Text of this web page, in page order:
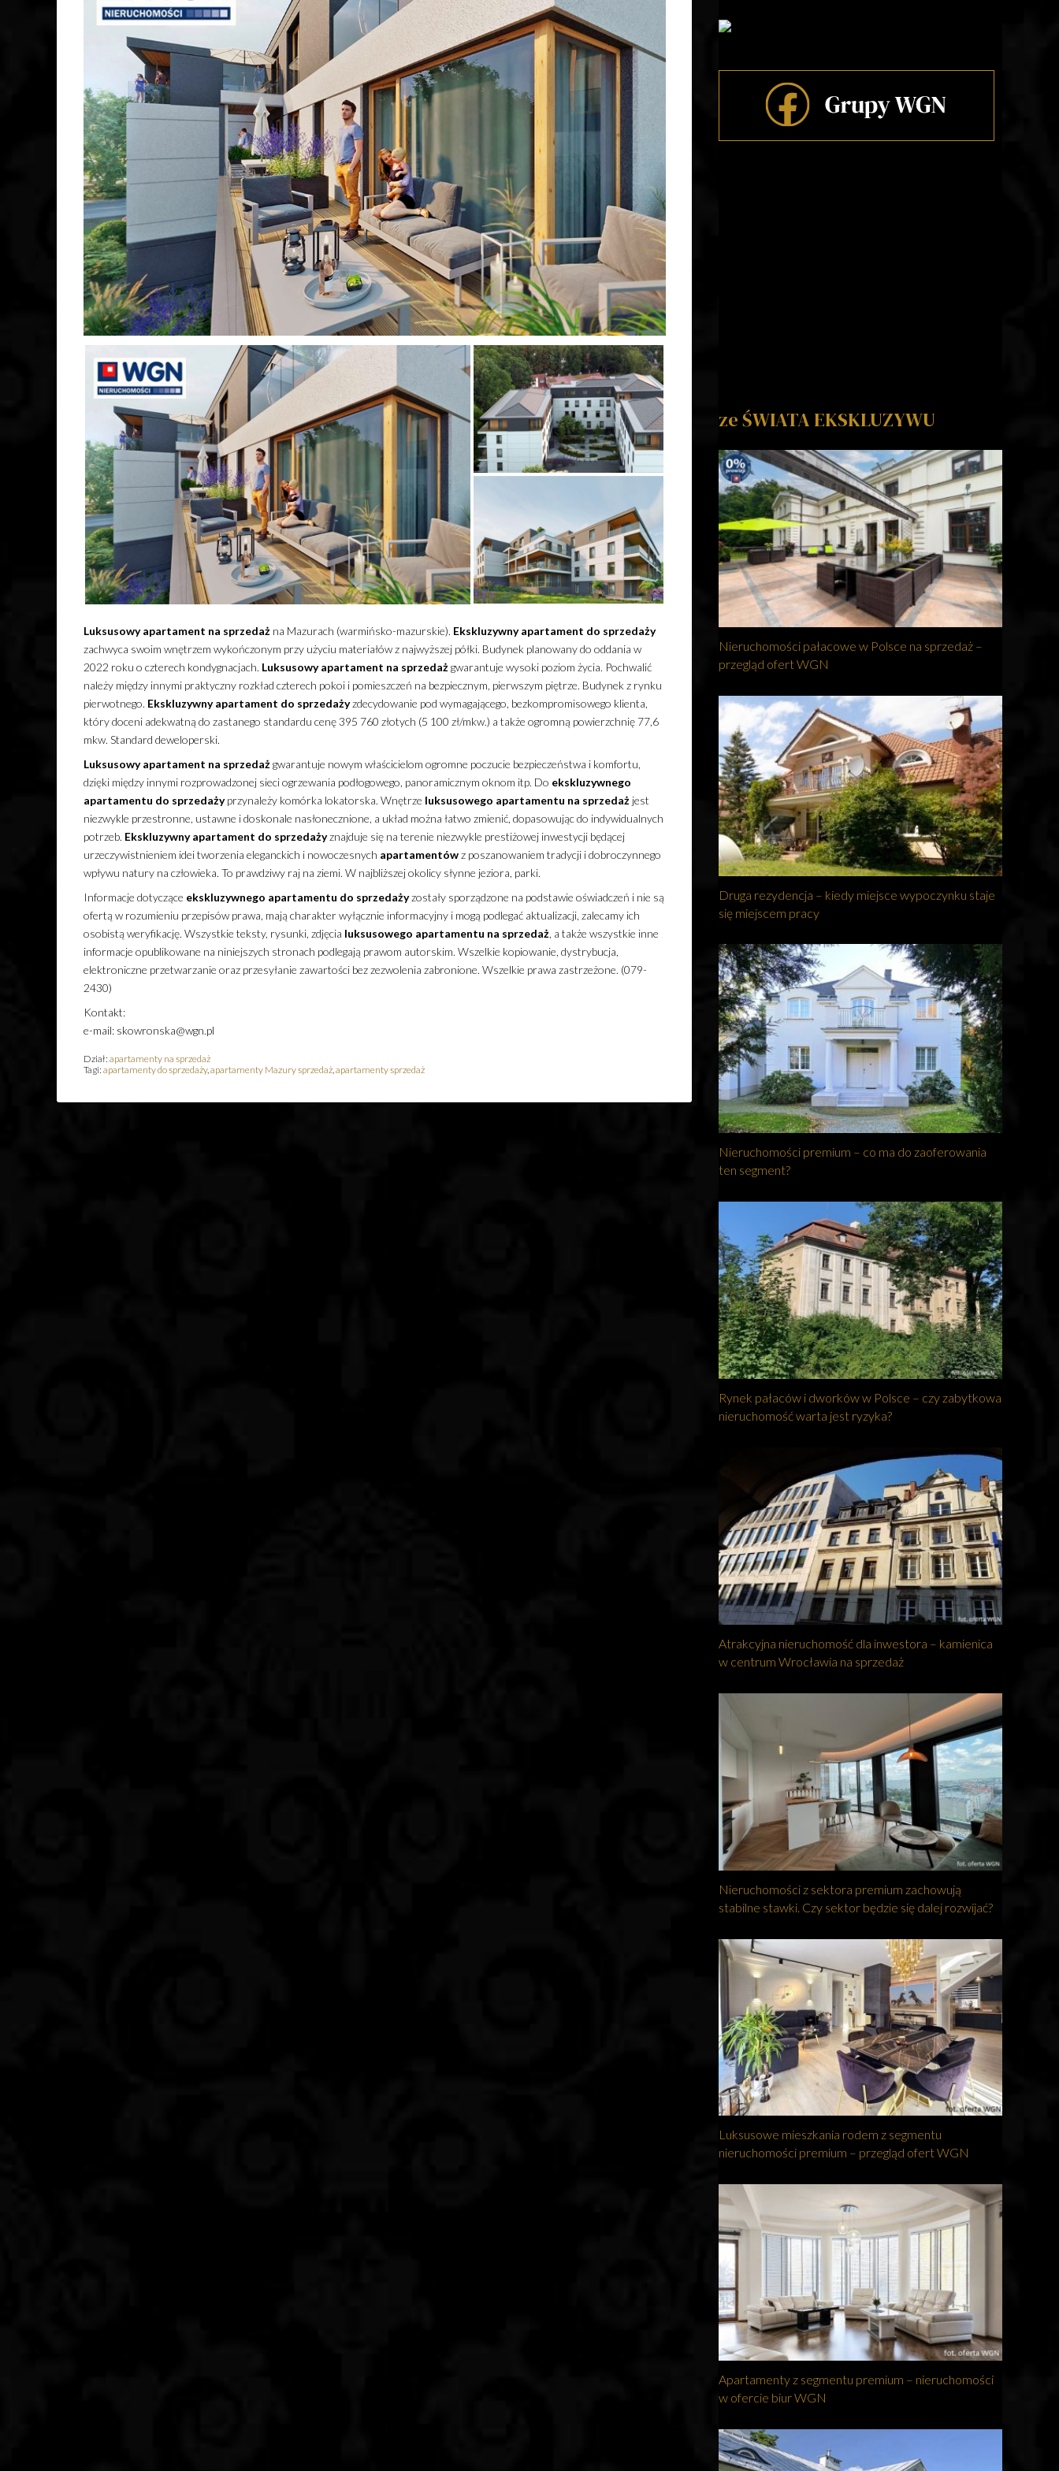
Luksusowy apartament na sprzedażna Mazurach (warmińsko-mazurskie). Ekskluzywny apartament do sprzedaży
zachwyca swoim wnętrzem wykończonym przy użyciu materiałów z najwyższej półki. Budynek planowany do oddania w
2022 roku o czterech kondygnacjach. Luksusowy apartament na sprzedażgwarantuje wysoki poziom życia. Pochwalić
należy między innymi praktyczny rozkład czterech pokoi i pomieszczeń na bezpiecznym, pierwszym piętrze. Budynek z rynku
pierwotnego. Ekskluzywny apartament do sprzedażyzdecydowanie pod wymagającego, bezkompromisowego klienta,
który doceni adekwatną do zastanego standardu cenę 395 760 złotych (5 100 zł/mkw.) a także ogromną powierzchnię 77,6
mkw. Standard deweloperski.
Luksusowy apartament na sprzedażgwarantuje nowym właścicielom ogromne poczucie bezpieczeństwa i komfortu,
dzięki między innymi rozprowadzonej sieci ogrzewania podłogowego, panoramicznym oknom itp. Do ekskluzywnego
apartamentu do sprzedażyprzynależy komórka lokatorska. Wnętrze luksusowego apartamentu na sprzedażjest
niezwykle przestronne, ustawne i doskonale nasłonecznione, a układ można łatwo zmienić, dopasowując do indywidualnych
potrzeb. Ekskluzywny apartament do sprzedażyznajduje się na terenie niezwykle prestiżowej inwestycji będącej
urzeczywistnieniem idei tworzenia eleganckich i nowoczesnych apartamentówz poszanowaniem tradycji i dobroczynnego
wpływu natury na człowieka. To prawdziwy raj na ziemi. W najbliższej okolicy słynne jeziora, parki.
Informacje dotyczące ekskluzywnego apartamentu do sprzedażyzostały sporządzone na podstawie oświadczeń i nie są
ofertą w rozumieniu przepisów prawa, mają charakter wyłącznie informacyjny i mogą podlegać aktualizacji, zalecamy ich
osobistą weryfikację. Wszystkie teksty, rysunki, zdjęcia luksusowego apartamentu na sprzedaż, a także wszystkie inne
informacje opublikowane na niniejszych stronach podlegają prawom autorskim. Wszelkie kopiowanie, dystrybucja,
elektroniczne przetwarzanie oraz przesyłanie zawartości bez zezwolenia zabronione. Wszelkie prawa zastrzeżone. (079-
2430)
Kontakt:
e-mail: skowronska@wgn.pl
Dział: apartamenty na sprzedaż
Tagi: apartamenty do sprzedaży,apartamenty Mazury sprzedaż,apartamenty sprzedaż
ze ŚWIATA EKSKLUZYWU
Nieruchomości pałacowe w Polsce na sprzedaż –
przegląd ofert WGN
Druga rezydencja – kiedy miejsce wypoczynku staje
się miejscem pracy
Nieruchomości premium – co ma do zaoferowania
ten segment?
Rynek pałaców i dworków w Polsce – czy zabytkowa
nieruchomość warta jest ryzyka?
Atrakcyjna nieruchomość dla inwestora – kamienica
w centrum Wrocławia na sprzedaż
Nieruchomości z sektora premium zachowują
stabilne stawki. Czy sektor będzie się dalej rozwijać?
Luksusowe mieszkania rodem z segmentu
nieruchomości premium – przegląd ofert WGN
Apartamenty z segmentu premium – nieruchomości
w ofercie biur WGN